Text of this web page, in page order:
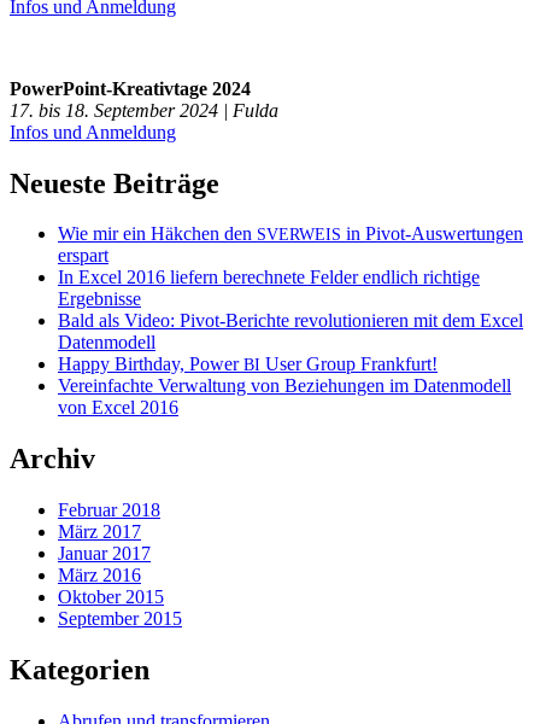
Infos und Anmeldung
PowerPoint-Kreativtage 2024
17. bis 18. September 2024 | Fulda
Infos und Anmeldung
Neueste Beiträge
Wie mir ein Häkchen den SVERWEIS in Pivot-Auswertungen
erspart
In Excel 2016 liefern berechnete Felder endlich richtige
Ergebnisse
Bald als Video: Pivot-Berichte revolutionieren mit dem Excel
Datenmodell
Happy Birthday, PowerBI User Group Frankfurt!
Vereinfachte Verwaltung von Beziehungen im Datenmodell
von Excel 2016
Archiv
Februar 2018
März 2017
Januar 2017
März 2016
Oktober 2015
September 2015
Kategorien